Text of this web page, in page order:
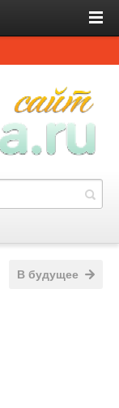
В будущее